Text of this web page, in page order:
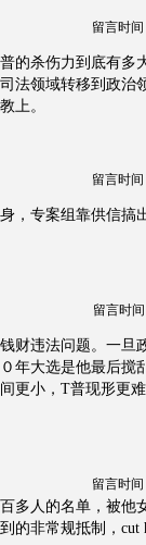
留言时间
的杀伤力到底有多
法领域转移到政治
上。
留言时间
，专案组靠供信搞
留言时间
财违法问题。一旦
年大选是他最后搅
更小，T普现形更
留言时间
多人的名单，被他
的非常规抵制，cut